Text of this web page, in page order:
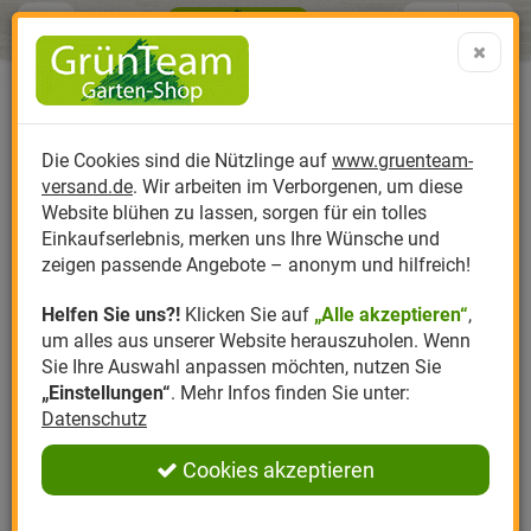
Produktkatalog
Anzucht
Dünger
Erde
Kompost
Pflanzenstärkung
Nützlinge Nützlinge gegen
Nützlingsarten
Nützlingsförderung
Nützlingszubehör
Hersteller
Biplantol
Felco
Gloria
Greenfield
Romberg
Themenwelt
Gemüsegarten
Rasen
Rosen
Ziergarten
Kräutergarten
Ratgeber
Aktuelle Themen
Schädlinge aktuell
Angebote
Sparsets / Set-
Angebote
0 ARTIKEL IM WARENKORB
Ergebnisse () Fertig
Menü Search
Die Cookies sind die Nützlinge auf www.gruenteam-
versand.de. Wir arbeiten im Verborgenen, um diese
Website blühen zu lassen, sorgen für ein tolles
Einkaufserlebnis, merken uns Ihre Wünsche und
zeigen passende Angebote – anonym und hilfreich!
Helfen Sie uns?! Klicken Sie auf „Alle akzeptieren“,
um alles aus unserer Website herauszuholen. Wenn
Sie Ihre Auswahl anpassen möchten, nutzen Sie
„Einstellungen“. Mehr Infos finden Sie unter:
Datenschutz
Cookies akzeptieren